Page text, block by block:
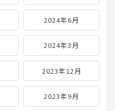
2024年6月
2024年3月
2023年12月
2023年9月